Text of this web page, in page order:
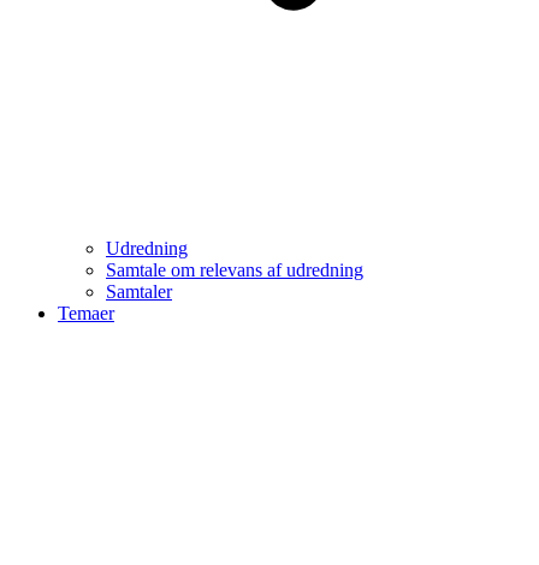
Udredning
Samtale om relevans af udredning
Samtaler
Temaer